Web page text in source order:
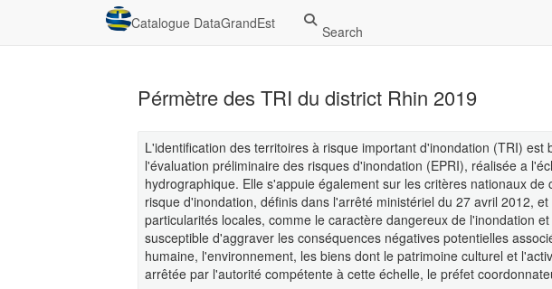
Catalogue DataGrandEst Search
Pérmètre des TRI du district Rhin 2019
L'identification des territoires à risque important d'inondation (TRI) est
l'évaluation préliminaire des risques d'inondation (EPRI), réalisée a
hydrographique. Elle s'appuie également sur les critères nationaux
risque d'inondation, définis dans l'arrêté ministériel du 27 avril 2012,
particularités locales, comme le caractère dangereux de l'inondation
susceptible d'aggraver les conséquences négatives potentielles
humaine, l'environnement, les biens dont le patrimoine culturel et
arrêtée par l'autorité compétente à cette échelle, le préfet